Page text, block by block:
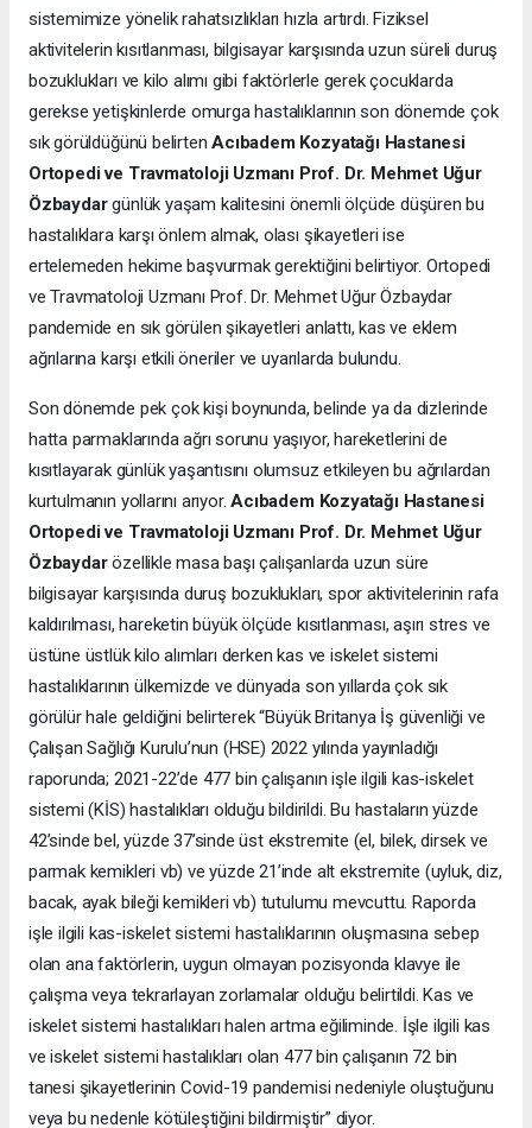
sistemimize yönelik rahatsızlıkları hızla artırdı. Fiziksel
aktivitelerin kısıtlanması, bilgisayar karşısında uzun süreli duruş
bozuklukları ve kilo alımı gibi faktörlerle gerek çocuklarda
gerekse yetişkinlerde omurga hastalıklarının son dönemde çok
sık görüldüğünü belirtenAcıbadem Kozyatağı Hastanesi
Ortopedi ve Travmatoloji Uzmanı Prof. Dr. Mehmet Uğur
Özbaydargünlük yaşam kalitesini önemli ölçüde düşüren bu
hastalıklara karşı önlem almak, olası şikayetleri ise
ertelemeden hekime başvurmak gerektiğini belirtiyor. Ortopedi
ve Travmatoloji Uzmanı Prof. Dr. Mehmet Uğur Özbaydar
pandemide en sık görülen şikayetleri anlattı, kas ve eklem
ağrılarına karşı etkili öneriler ve uyarılarda bulundu.
Son dönemde pek çok kişi boynunda, belinde ya da dizlerinde
hatta parmaklarında ağrı sorunu yaşıyor, hareketlerini de
kısıtlayarak günlük yaşantısını olumsuz etkileyen bu ağrılardan
kurtulmanın yollarını arıyor.Acıbadem Kozyatağı Hastanesi
Ortopedi ve Travmatoloji Uzmanı Prof. Dr. Mehmet Uğur
Özbaydarözellikle masa başı çalışanlarda uzun süre
bilgisayar karşısında duruş bozuklukları, spor aktivitelerinin rafa
kaldırılması, hareketin büyük ölçüde kısıtlanması, aşırı stres ve
üstüne üstlük kilo alımları derken kas ve iskelet sistemi
hastalıklarının ülkemizde ve dünyada son yıllarda çok sık
görülür hale geldiğini belirterek “Büyük Britanya İş güvenliği ve
Çalışan Sağlığı Kurulu’nun (HSE) 2022 yılında yayınladığı
raporunda; 2021-22’de 477 bin çalışanın işle ilgili kas-iskelet
sistemi (KİS) hastalıkları olduğu bildirildi. Bu hastaların yüzde
42’sinde bel, yüzde 37’sinde üst ekstremite (el, bilek, dirsek ve
parmak kemikleri vb) ve yüzde 21’inde alt ekstremite (uyluk, diz,
bacak, ayak bileği kemikleri vb) tutulumu mevcuttu. Raporda
işle ilgili kas-iskelet sistemi hastalıklarının oluşmasına sebep
olan ana faktörlerin, uygun olmayan pozisyonda klavye ile
çalışma veya tekrarlayan zorlamalar olduğu belirtildi. Kas ve
iskelet sistemi hastalıkları halen artma eğiliminde. İşle ilgili kas
ve iskelet sistemi hastalıkları olan 477 bin çalışanın 72 bin
tanesi şikayetlerinin Covid-19 pandemisi nedeniyle oluştuğunu
veya bu nedenle kötüleştiğini bildirmiştir” diyor.